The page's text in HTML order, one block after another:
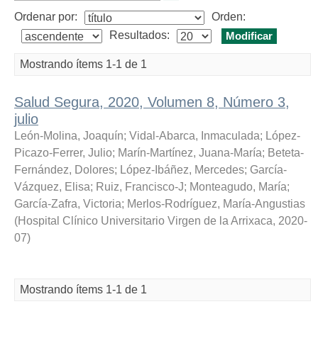
Ordenar por:
Orden:
Resultados:
Mostrando ítems 1-1 de 1
Salud Segura, 2020, Volumen 8, Número 3,
julio
León-Molina, Joaquín; Vidal-Abarca, Inmaculada; López-
Picazo-Ferrer, Julio; Marín-Martínez, Juana-María; Beteta-
Fernández, Dolores; López-Ibáñez, Mercedes; García-
Vázquez, Elisa; Ruiz, Francisco-J; Monteagudo, María;
García-Zafra, Victoria; Merlos-Rodríguez, María-Angustias
(Hospital Clínico Universitario Virgen de la Arrixaca, 2020-
07)
Mostrando ítems 1-1 de 1